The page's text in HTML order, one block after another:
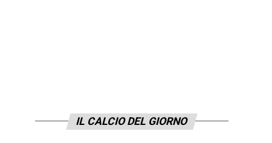
IL CALCIO DEL GIORNO